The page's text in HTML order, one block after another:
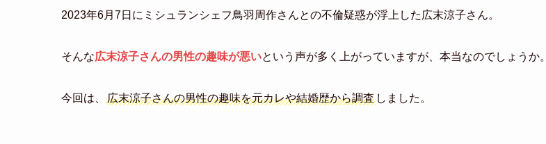
2023年6月7日にミシュランシェフ鳥羽周作さんとの不倫疑惑が浮上した広末涼子さん。
そんな広末涼子さんの男性の趣味が悪いという声が多く上がっていますが、本当なのでしょうか。
今回は、 広末涼子さんの男性の趣味を元カレや結婚歴から調査 しました。